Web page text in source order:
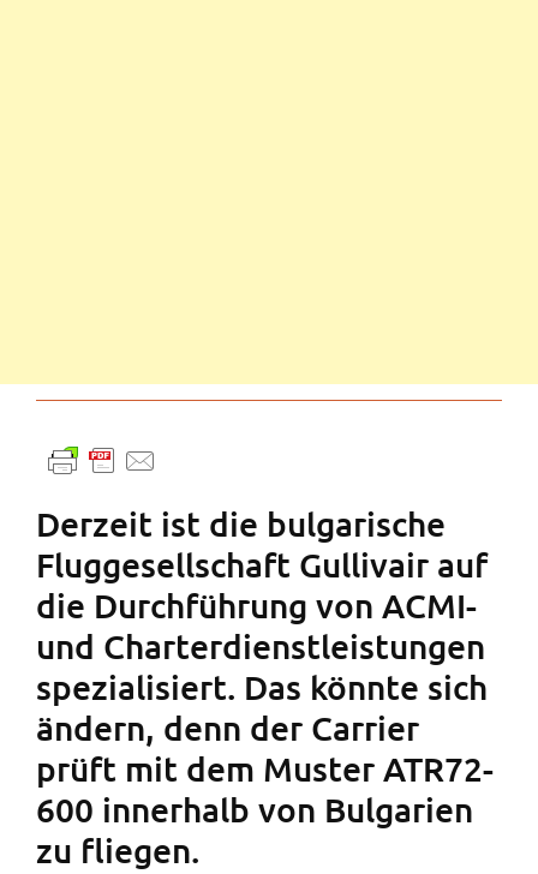
Derzeit ist die bulgarische
Fluggesellschaft Gullivair auf
die Durchführung von ACMI-
und Charterdienstleistungen
spezialisiert. Das könnte sich
ändern, denn der Carrier
prüft mit dem Muster ATR72-
600 innerhalb von Bulgarien
zu fliegen.